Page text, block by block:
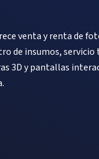
venta y renta de
de insumos, servicio
3D y pantallas